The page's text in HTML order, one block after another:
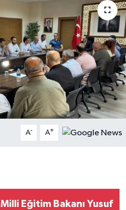
A- A+
Milli Eğitim Bakanı Yusuf